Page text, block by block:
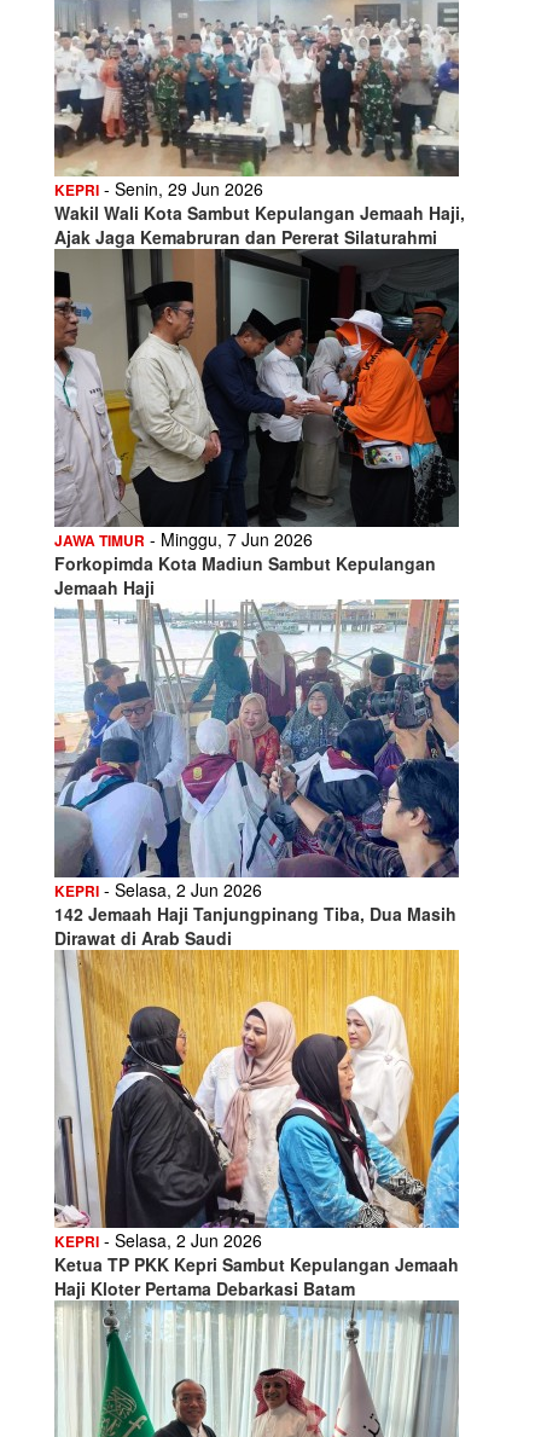
KEPRI - Senin, 29 Jun 2026
Wakil Wali Kota Sambut Kepulangan Jemaah Haji,
Ajak Jaga Kemabruran dan Pererat Silaturahmi
JAWA TIMUR - Minggu, 7 Jun 2026
Forkopimda Kota Madiun Sambut Kepulangan
Jemaah Haji
KEPRI - Selasa, 2 Jun 2026
142 Jemaah Haji Tanjungpinang Tiba, Dua Masih
Dirawat di Arab Saudi
KEPRI - Selasa, 2 Jun 2026
Ketua TP PKK Kepri Sambut Kepulangan Jemaah
Haji Kloter Pertama Debarkasi Batam